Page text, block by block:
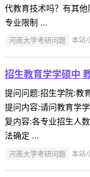
代教育技术吗？有其
专业限制 ...
河南大学考研问题 本站
招生教育学学硕中
提问问题:招生学院:
提问内容:请问教育学
复内容:各专业招生人
法确定 ...
河南大学考研问题 本站